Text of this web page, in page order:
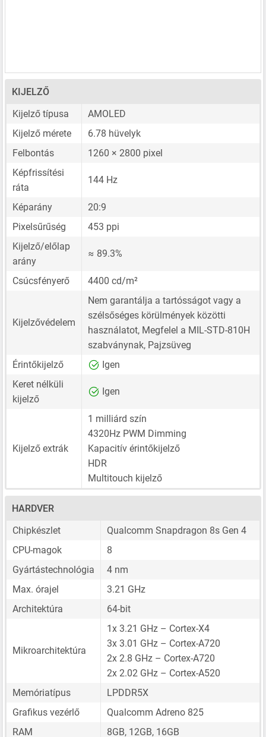
KIJELZŐ
Kijelző típusa
AMOLED
Kijelző mérete
6.78 hüvelyk
Felbontás
1260 × 2800 pixel
Képfrissítési
ráta
144 Hz
Képarány
20:9
Pixelsűrűség
453 ppi
Kijelző/előlap
arány
≈ 89.3%
Csúcsfényerő 4400 cd/m²
Kijelzővédelem
Nem garantálja a tartósságot vagy a
szélsőséges körülmények közötti
használatot, Megfelel a MIL-STD-810H
szabványnak, Pajzsüveg
Érintőkijelző
Igen
Keret nélküli
kijelző
Igen
Kijelző extrák
1 milliárd szín
4320Hz PWM Dimming
Kapacitív érintőkijelző
HDR
Multitouch kijelző
HARDVER
Chipkészlet
Qualcomm Snapdragon 8s Gen 4
CPU-magok
8
Gyártástechnológia
4 nm
Max. órajel
3.21 GHz
Architektúra
64-bit
Mikroarchitektúra
1x 3.21 GHz – Cortex-X4
3x 3.01 GHz – Cortex-A720
2x 2.8 GHz – Cortex-A720
2x 2.02 GHz – Cortex-A520
Memóriatípus
LPDDR5X
Grafikus vezérlő
Qualcomm Adreno 825
RAM
8GB, 12GB, 16GB